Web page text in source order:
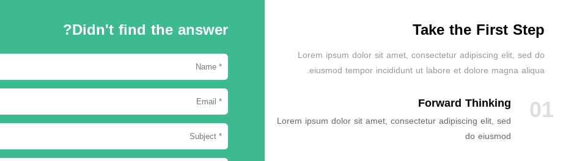
Take the First Step
Lorem ipsum dolor sit amet, consectetur adipiscing elit, sed do
eiusmod tempor incididunt ut labore et dolore magna aliqua.
01
Forward Thinking
Lorem ipsum dolor sit amet, consectetur adipiscing elit, sed
do eiusmod
Didn't find the answer?